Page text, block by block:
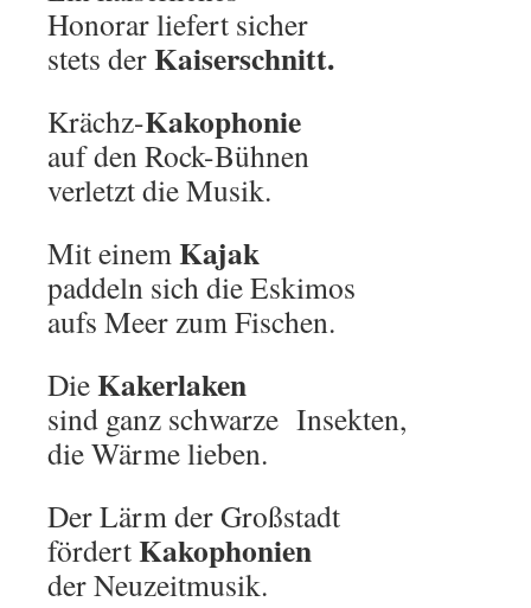
Honorar liefert sicher
stets derKaiserschnitt.
Krächz-Kakophonie
auf den Rock-Bühnen
verletzt die Musik.
Mit einemKajak
paddeln sich die Eskimos
aufs Meer zum Fischen.
DieKakerlaken
sind ganz schwarze Insekten,
die Wärme lieben.
Der Lärm der Großstadt
fördertKakophonien
der Neuzeitmusik.